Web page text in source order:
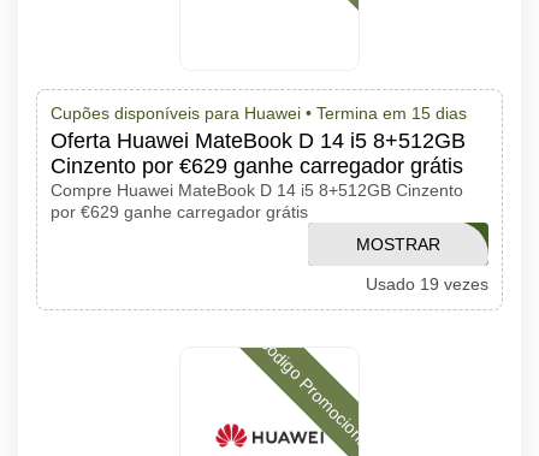
Cupões disponíveis para Huawei • Termina em 15 dias
Oferta Huawei MateBook D 14 i5 8+512GB
Cinzento por €629 ganhe carregador grátis
Compre Huawei MateBook D 14 i5 8+512GB Cinzento
por €629 ganhe carregador grátis
APTHUAWEI0222
MOSTRAR
CÓDIGO
Usado 19 vezes
Código Promocional